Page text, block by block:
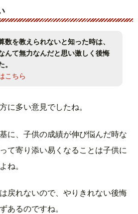
数を教えられないと知った時は、
んて無力なんだと思い激しく後悔
。
こちら
に多い意見でしたね。
に、子供の成績が伸び悩んだ時な
て寄り添い易くなることは子供に
ね。
戻れないので、やりきれない後悔
あるのですね。